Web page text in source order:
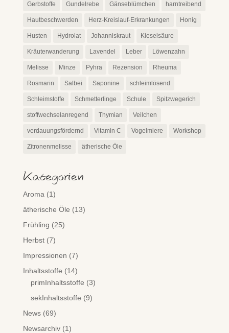
Gerbstoffe Gundelrebe Gänseblümchen harntreibend
Hautbeschwerden Herz-Kreislauf-Erkrankungen Honig
Husten Hydrolat Johanniskraut Kieselsäure
Kräuterwanderung Lavendel Leber Löwenzahn
Melisse Minze Pyhra Rezension Rheuma
Rosmarin Salbei Saponine schleimlösend
Schleimstoffe Schmetterlinge Schule Spitzwegerich
stoffwechselanregend Thymian Veilchen
verdauungsfördernd Vitamin C Vogelmiere Workshop
Zitronenmelisse ätherische Öle
Kategorien
Aroma (1)
ätherische Öle (13)
Frühling (25)
Herbst(7)
Impressionen (7)
Inhaltsstoffe (14)
primInhaltsstoffe (3)
sekInhaltsstoffe (9)
News(69)
Newsarchiv(1)